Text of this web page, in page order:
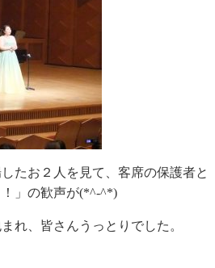
たお２人を見て、客席の保護者と
」の歓声が(*^-^*)
れ、皆さんうっとりでした。